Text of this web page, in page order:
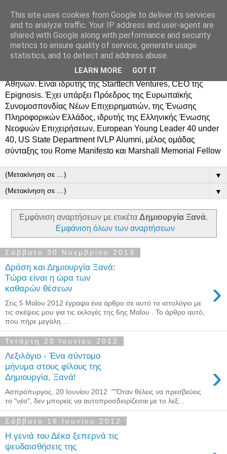
Δημήτρης Τσίγκος
Ο Δημήτρης Τσίγκος γεννήθηκε στον Ασπρόπυργο.
Σπούδασε Επιστήμη Υπολογιστών στο Πανεπιστήμιο
Κρήτης, πήρε MBA από το Οικονομικό Πανεπιστήμιο
Αθηνών. Είναι ιδρυτής της Starttech Ventures, CEO της
Epignosis. Έχει υπάρξει Πρόεδρος της Ευρωπαϊκής
Συνομοσπονδίας Νέων Επιχειρηματιών, της Ένωσης
Πληροφορικών Ελλάδος, ιδρυτής της Ελληνικής Ένωσης
Νεοφυών Επιχειρήσεων, European Young Leader 40 under
40, US State Department IVLP Alumni, μέλος ομάδας
σύνταξης του Rome Manifesto και Marshall Memorial Fellow
▼
▼
Εμφάνιση αναρτήσεων με ετικέτα Δημιουργία Ξανά.
Εμφάνιση όλων των αναρτήσεων
Σάββατο 30 Νοεμβρίου 2013
Δράση και Δημιουργία Ξανά:
Τώρα είναι η ώρα των
καθαρών θέσεων
›
Στις 5 Μαΐου 2012 έγραψα ένα άρθρο σε αυτό το ιστολόγιο με
τις σκέψεις μου για τις εκλογές της 6ης Μαΐου . Το άρθρο αυτό,
που πήρε μεγάλη ...
Τετάρτη 20 Ιουνίου 2012
Λεξιλόγιο - Ένα σύντομο
μήνυμα στους φίλους της
Δημιουργία, Ξανά!
›
Ασπρόπυργος, 20 Ιουνίου 2012 ‎ ""Όταν θέλεις να πρεσβεύεις
το "νέο", δεν μπορείς να αυτοπροσδιορίζεσαι με το λεξ...
Σάββατο 16 Ιουνίου 2012
Η γενιά του Δέκα ξεπερνά τις
ψευδαισθήσεις της
This site uses cookies from Google to deliver its services
and to analyze traffic. Your IP address and user-agent are
shared with Google along with performance and security
metrics to ensure quality of service, generate usage
statistics, and to detect and address abuse.
LEARN MORE GOT IT